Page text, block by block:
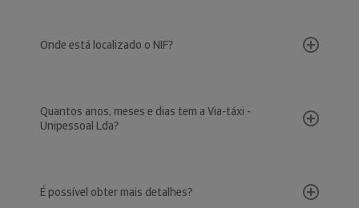
Onde está localizado o NIF?
Quantos anos, meses e dias tem a Via-táxi -
Unipessoal Lda?
É possível obter mais detalhes?